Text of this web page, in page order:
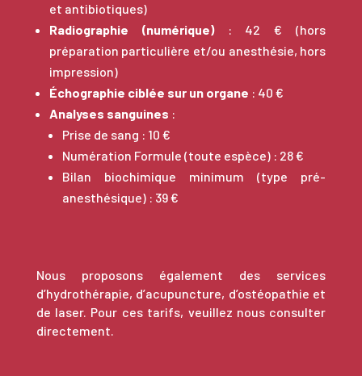
et antibiotiques)
Radiographie (numérique): 42 € (hors
préparation particulière et/ou anesthésie, hors
impression)
Échographie ciblée sur un organe : 40 €
Analyses sanguines :
Prise de sang : 10 €
Numération Formule (toute espèce) : 28 €
Bilan biochimique minimum (type pré-
anesthésique) : 39 €
Nous proposons également des services
d’hydrothérapie, d’acupuncture, d’ostéopathie et
de laser. Pour ces tarifs, veuillez nous consulter
directement.